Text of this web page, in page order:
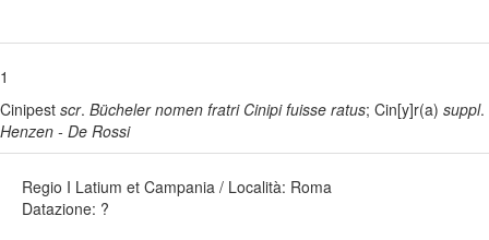
1
Cinipest scr. Büchelernomen fratri Cinipi fuisse ratus; Cin[y]r(a) suppl.
Henzen - De Rossi
Regio I Latium et Campania / Località: Roma
Datazione: ?